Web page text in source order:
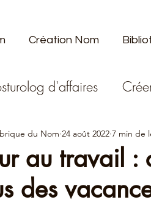
Création Nom
d'affaires
au travail :
des
du Nom 24 août 2022 7 min de